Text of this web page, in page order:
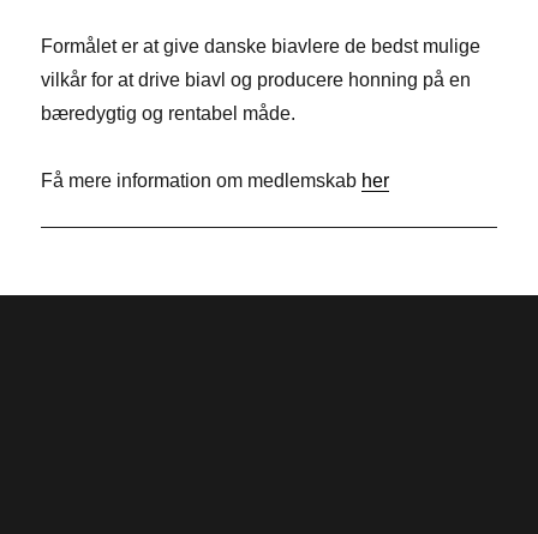
oe
n
t
r
Formålet er at give danske biavlere de bedst mulige
vilkår for at drive biavl og producere honning på en
bæredygtig og rentabel måde.
Få mere information om medlemskab her